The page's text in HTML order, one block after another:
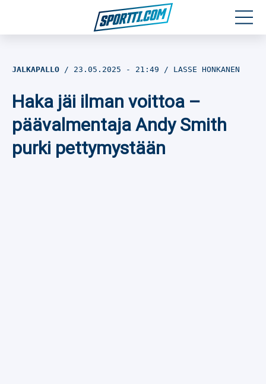
Jalkapallo
Yleisurheilu
JALKAPALLO 23.05.2025 - 21:49 LASSE HONKANEN
Haka jäi ilman voittoa –
päävalmentaja Andy Smith
purki pettymystään